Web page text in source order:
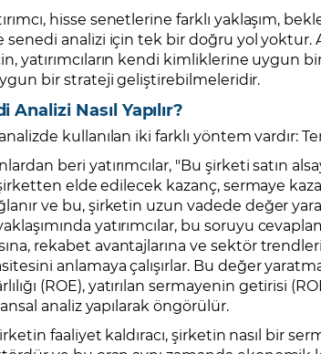
hisse senetlerine farklı yaklaşım,
senedi analizi için tek bir doğru yol yoktur.
yatırımcıların kendi kimliklerine uygun
bir strateji geliştirebilmeleridir.
Analizi Nasıl Yapılır?
kullanılan iki farklı yöntem vardır:
beri yatırımcılar, "Bu şirketi satın
şirketten elde edilecek kazanç, sermaye
ve bu, şirketin uzun vadede değer
yatırımcılar, bu soruyu
rekabet avantajlarına ve sektör
anlamaya çalışırlar. Bu değer
(ROE), yatırılan sermayenin getirisi
analiz yapılarak öngörülür.
faaliyet kaldıracı, şirketin nasıl bir